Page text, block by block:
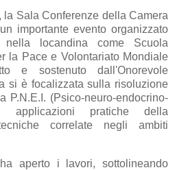
la Sala Conferenze della Camera
importante evento organizzato
locandina come Scuola
la Pace e Volontariato Mondiale
e sostenuto dall'Onorevole
si è focalizzata sulla risoluzione
P.N.E.I. (Psico-neuro-endocrino-
applicazioni pratiche della
correlate negli ambiti
aperto i lavori, sottolineando